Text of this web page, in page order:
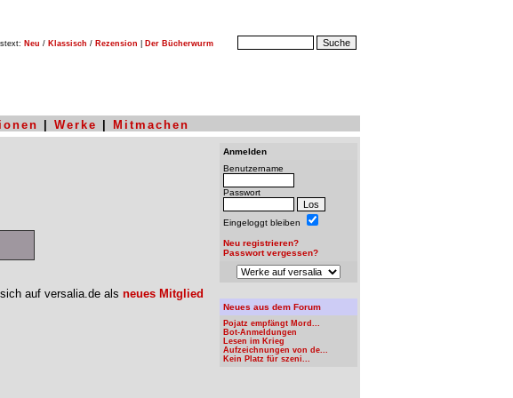
Neu / Klassisch / Rezension Der Bücherwurm
Werke Mitmachen
auf versalia.de als neues Mitglied
Anmelden
Benutzername
Passwort
Eingeloggt bleiben
Neu registrieren?
Passwort vergessen?
Neues aus dem Forum
Pojatz empfängt Mord...
Bot-Anmeldungen
Lesen im Krieg
Aufzeichnungen von de...
Kein Platz für szeni...